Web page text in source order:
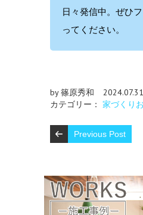
日々発信中。ぜひ
ってください。
by 篠原秀和
2024.07.31
カテゴリー： 家づくり
Previous Post